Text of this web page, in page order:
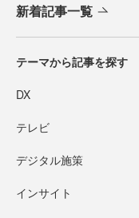
新着記事一覧
テーマから記事を探す
DX
テレビ
デジタル施策
インサイト